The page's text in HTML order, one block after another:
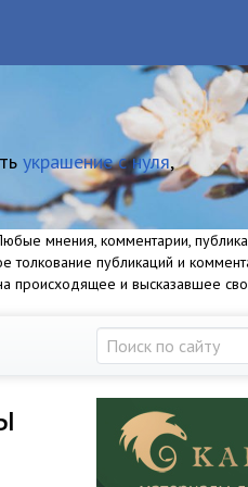
украшение с нуля,
мнения, комментарии,
толкование публикаций и
происходящее и высказавшее